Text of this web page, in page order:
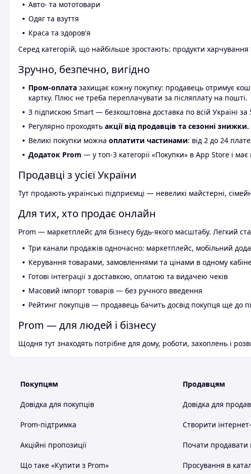
Авто- та мототовари
Одяг та взуття
Краса та здоров'я
Серед категорій, що найбільше зростають: продукти харчування
Зручно, безпечно, вигідно
Пром-оплата захищає кожну покупку: продавець отримує
картку. Плюс не треба переплачувати за післяплату на пошті.
З підпискою Smart — безкоштовна доставка по всій Україні
Регулярно проходять акції від продавців та сезонні знижки.
Великі покупки можна оплатити частинами: від 2 до 24
Додаток Prom — у топ-3 категорії «Покупки» в App Store і
Продавці з усієї України
Тут продають українські підприємці — невеликі майстерні,
Для тих, хто продає онлайн
Prom — маркетплейс для бізнесу будь-якого масштабу. Легкий
Три канали продажів одночасно: маркетплейс, мобільний
Керування товарами, замовленнями та цінами в одному
Готові інтеграції з доставкою, оплатою та видачею чеків
Масовий імпорт товарів — без ручного введення
Рейтинг покупців — продавець бачить досвід покупця ще до
Prom — для людей і бізнесу
Щодня тут знаходять потрібне для дому, роботи, захоплень і
Покупцям
Довідка для покупців
Prom-підтримка
Акційні пропозиції
Що таке «Купити з Prom»
Продавцям
Довідка для
Створити
Почати продавати
Просування в